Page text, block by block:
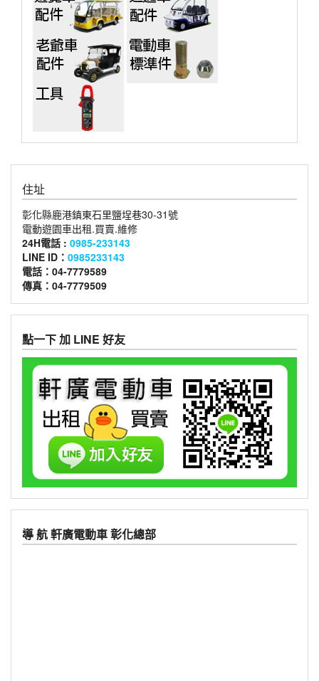
住址
彰化縣鹿港鎮東石里鹽埕巷30-31號
電動遊園車出租.買賣.維修
24H電話 : 0985-233143
LINE ID： 0985233143
電話：04-7779589
傳真：04-7779509
點一下 加 LINE 好友
導 航 軒廣電動車 彰化總部